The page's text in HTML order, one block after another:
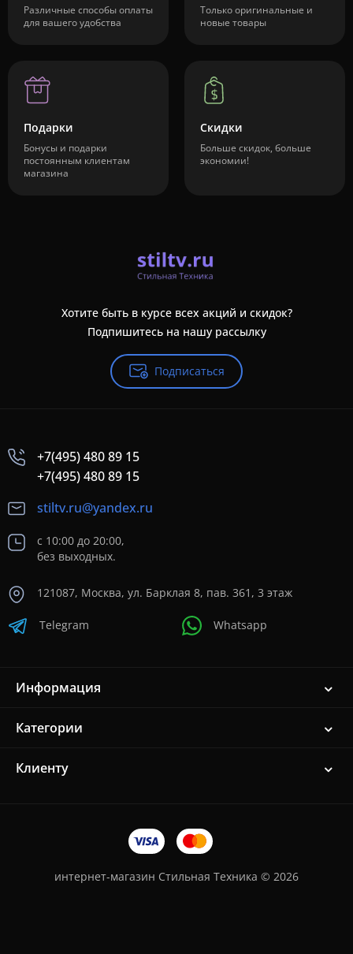
Различные способы оплаты
для вашего удобства
Только оригинальные и
новые товары
Подарки
Бонусы и подарки
постоянным клиентам
магазина
Скидки
Больше скидок, больше
экономии!
Хотите быть в курсе всех акций и скидок?
Подпишитесь на нашу рассылку
Подписаться
+7(495) 480 89 15
+7(495) 480 89 15
stiltv.ru@yandex.ru
с 10:00 до 20:00,
без выходных.
121087, Москва, ул. Барклая 8, пав. 361, 3 этаж
Telegram Whatsapp
Информация
Категории
Клиенту
интернет-магазин Стильная Техника © 2026